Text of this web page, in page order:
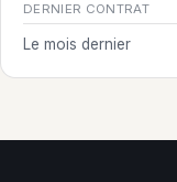
DERNIER CONTRAT
Le mois dernier